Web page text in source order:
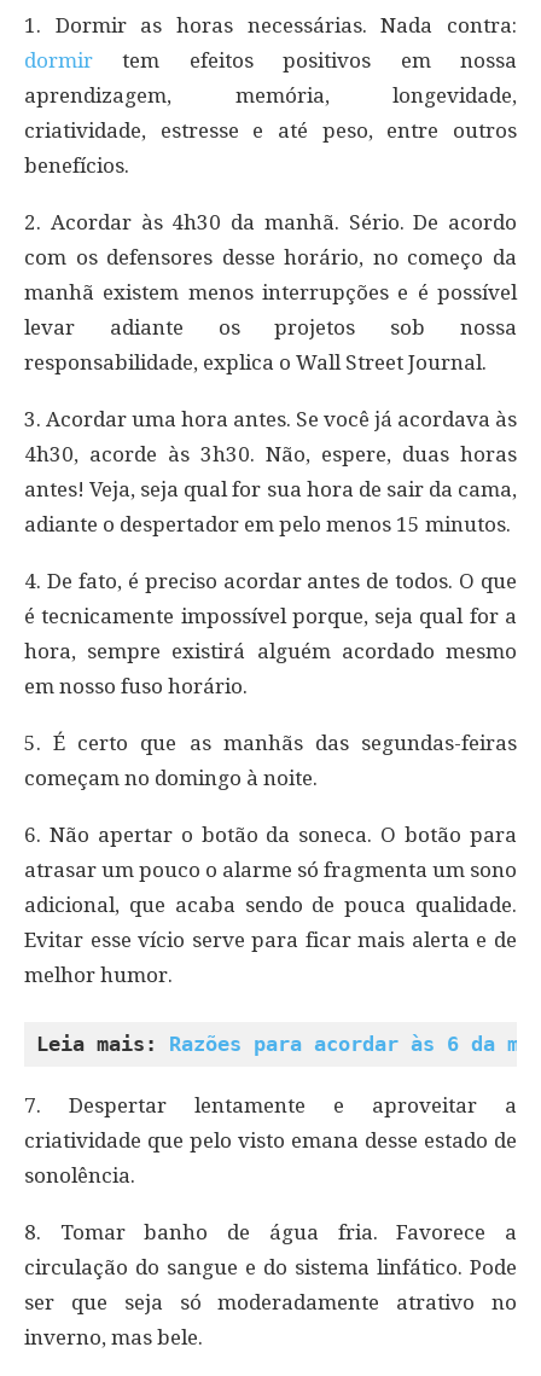
1. Dormir as horas necessárias. Nada contra:
dormir tem efeitos positivos em nossa
aprendizagem, memória, longevidade,
criatividade, estresse e até peso, entre outros
benefícios.
2. Acordar às 4h30 da manhã. Sério. De acordo
com os defensores desse horário, no começo da
manhã existem menos interrupções e é possível
levar adiante os projetos sob nossa
responsabilidade, explica o Wall Street Journal.
3. Acordar uma hora antes. Se você já acordava às
4h30, acorde às 3h30. Não, espere, duas horas
antes! Veja, seja qual for sua hora de sair da cama,
adiante o despertador em pelo menos 15 minutos.
4. De fato, é preciso acordar antes de todos. O que
é tecnicamente impossível porque, seja qual for a
hora, sempre existirá alguém acordado mesmo
em nosso fuso horário.
5. É certo que as manhãs das segundas-feiras
começam no domingo à noite.
6. Não apertar o botão da soneca. O botão para
atrasar um pouco o alarme só fragmenta um sono
adicional, que acaba sendo de pouca qualidade.
Evitar esse vício serve para ficar mais alerta e de
melhor humor.
Leia mais: Razões para acordar às 6 da
7. Despertar lentamente e aproveitar a
criatividade que pelo visto emana desse estado de
sonolência.
8. Tomar banho de água fria. Favorece a
circulação do sangue e do sistema linfático. Pode
ser que seja só moderadamente atrativo no
inverno, mas bele.